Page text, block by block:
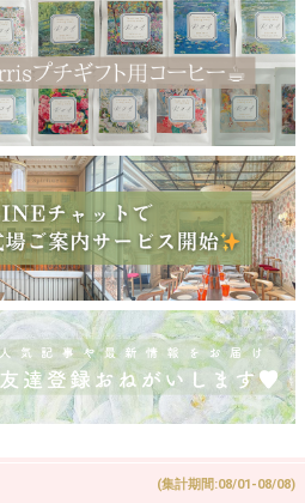
(集計期間:08/01-08/08)